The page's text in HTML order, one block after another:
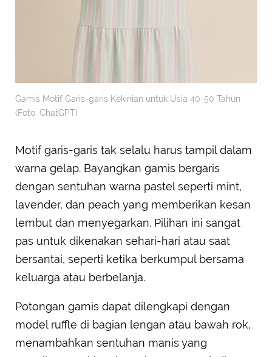
Gamis Motif Garis-garis Kekinian untuk Usia 40-50 Tahun
(Foto: ChatGPT)
Motif garis-garis tak selalu harus tampil dalam
warna gelap. Bayangkan gamis bergaris
dengan sentuhan warna pastel seperti mint,
lavender, dan peach yang memberikan kesan
lembut dan menyegarkan. Pilihan ini sangat
pas untuk dikenakan sehari-hari atau saat
bersantai, seperti ketika berkumpul bersama
keluarga atau berbelanja.
Potongan gamis dapat dilengkapi dengan
model ruffle di bagian lengan atau bawah rok,
menambahkan sentuhan manis yang